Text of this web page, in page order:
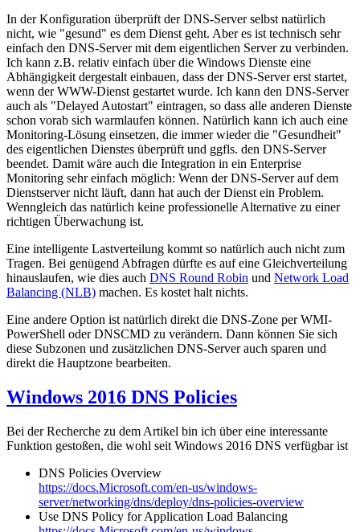
In der Konfiguration überprüft der DNS-Server selbst natürlich
nicht, wie "gesund" es dem Dienst geht. Aber es ist technisch sehr
einfach den DNS-Server mit dem eigentlichen Server zu verbinden.
Ich kann z.B. relativ einfach über die Windows Dienste eine
Abhängigkeit dergestalt einbauen, dass der DNS-Server erst startet,
wenn der WWW-Dienst gestartet wurde. Ich kann den DNS-Server
auch als "Delayed Autostart" eintragen, so dass alle anderen Dienste
schon vorab sich warmlaufen können. Natürlich kann ich auch eine
Monitoring-Lösung einsetzen, die immer wieder die "Gesundheit"
des eigentlichen Dienstes überprüft und ggfls. den DNS-Server
beendet. Damit wäre auch die Integration in ein Enterprise
Monitoring sehr einfach möglich: Wenn der DNS-Server auf dem
Dienstserver nicht läuft, dann hat auch der Dienst ein Problem.
Wenngleich das natürlich keine professionelle Alternative zu einer
richtigen Überwachung ist.
Eine intelligente Lastverteilung kommt so natürlich auch nicht zum
Tragen. Bei genügend Abfragen dürfte es auf eine Gleichverteilung
hinauslaufen, wie dies auch DNS Round Robin und Network Load
Balancing (NLB) machen. Es kostet halt nichts.
Eine andere Option ist natürlich direkt die DNS-Zone per WMI-
PowerShell oder DNSCMD zu verändern. Dann können Sie sich
diese Subzonen und zusätzlichen DNS-Server auch sparen und
direkt die Hauptzone bearbeiten.
Windows 2016 DNS Policies
Bei der Recherche zu dem Artikel bin ich über eine interessante
Funktion gestoßen, die wohl seit Windows 2016 DNS verfügbar ist
DNS Policies Overview
https://docs.Microsoft.com/en-us/windows-
server/networking/dns/deploy/dns-policies-overview
Use DNS Policy for Application Load Balancing